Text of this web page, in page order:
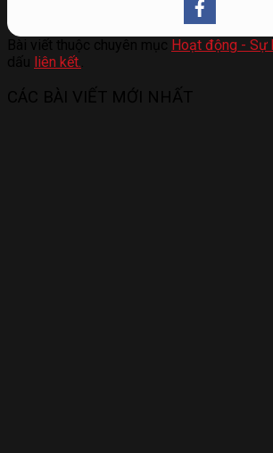
Hoạt động - Sự
liên kết.